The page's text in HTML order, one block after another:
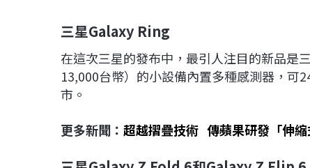
三星Galaxy Ring
在這次三星的發布中，最引人注目的新品是
13,000台幣）的小設備內置多種感測器，可
市。
更多新聞： 超越摺疊技術 傳蘋果研發「伸縮